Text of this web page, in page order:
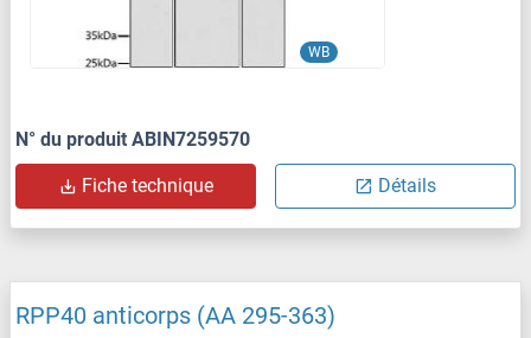
WB
N° du produit ABIN7259570
Fiche technique Détails
RPP40 anticorps (AA 295-363)